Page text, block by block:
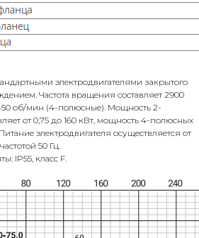
электродвигателями закрытого
Частота вращения составляет 2900
об/мин (4-полюсные). Мощность 2-
от 0,75 до 160 кВт, мощность 4-полюсных
электродвигателя осуществляется от
50 Гц.
IP55, класс F.